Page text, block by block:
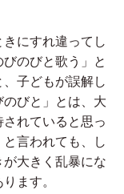
にすれ違ってし
のびと歌う」と
子どもが誤解し
びと」とは、大
れていると思っ
言われても、し
大きく乱暴にな
ます。